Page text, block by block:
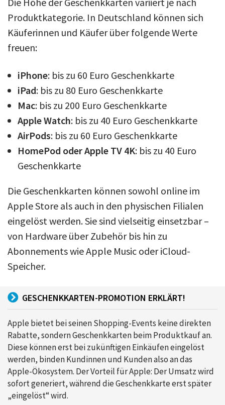
Produktkategorie. In Deutschland können sich
Käuferinnen und Käufer über folgende Werte
freuen:
iPhone: bis zu 60 Euro Geschenkkarte
iPad: bis zu 80 Euro Geschenkkarte
Mac: bis zu 200 Euro Geschenkkarte
Apple Watch: bis zu 40 Euro Geschenkkarte
AirPods: bis zu 60 Euro Geschenkkarte
HomePod oder Apple TV 4K: bis zu 40 Euro
Geschenkkarte
Die Geschenkkarten können sowohl online im
Apple Store als auch in den physischen Filialen
eingelöst werden. Sie sind vielseitig einsetzbar –
von Hardware über Zubehör bis hin zu
Abonnements wie Apple Music oder iCloud-
Speicher.
GESCHENKKARTEN-PROMOTION ERKLÄRT!
Apple bietet bei seinen Shopping-Events keine direkten
Rabatte, sondern Geschenkkarten beim Produktkauf an.
Diese können erst bei zukünftigen Einkäufen eingelöst
werden, binden Kundinnen und Kunden also an das
Apple-Ökosystem. Der Vorteil für Apple: Der Umsatz wird
sofort generiert, während die Geschenkkarte erst später
„eingelöst“ wird.